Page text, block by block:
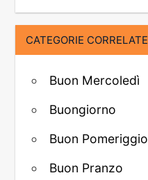
CATEGORIE CORRELATE
Buon Mercoledì
Buongiorno
Buon Pomeriggio
Buon Pranzo